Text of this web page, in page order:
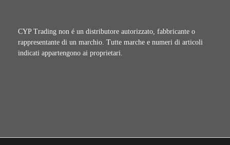
CYP Trading non é un distributore autorizzato, fabbricante o
rappresentante di un marchio. Tutte marche e numeri di articoli
indicati appartengono ai proprietari.